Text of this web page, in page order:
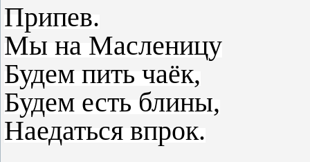
Припев.
Мы на Масленицу
Будем пить чаёк,
Будем есть блины,
Наедаться впрок.